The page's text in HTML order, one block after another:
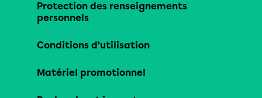
Protection des renseignements
personnels
Conditions d’utilisation
Matériel promotionnel